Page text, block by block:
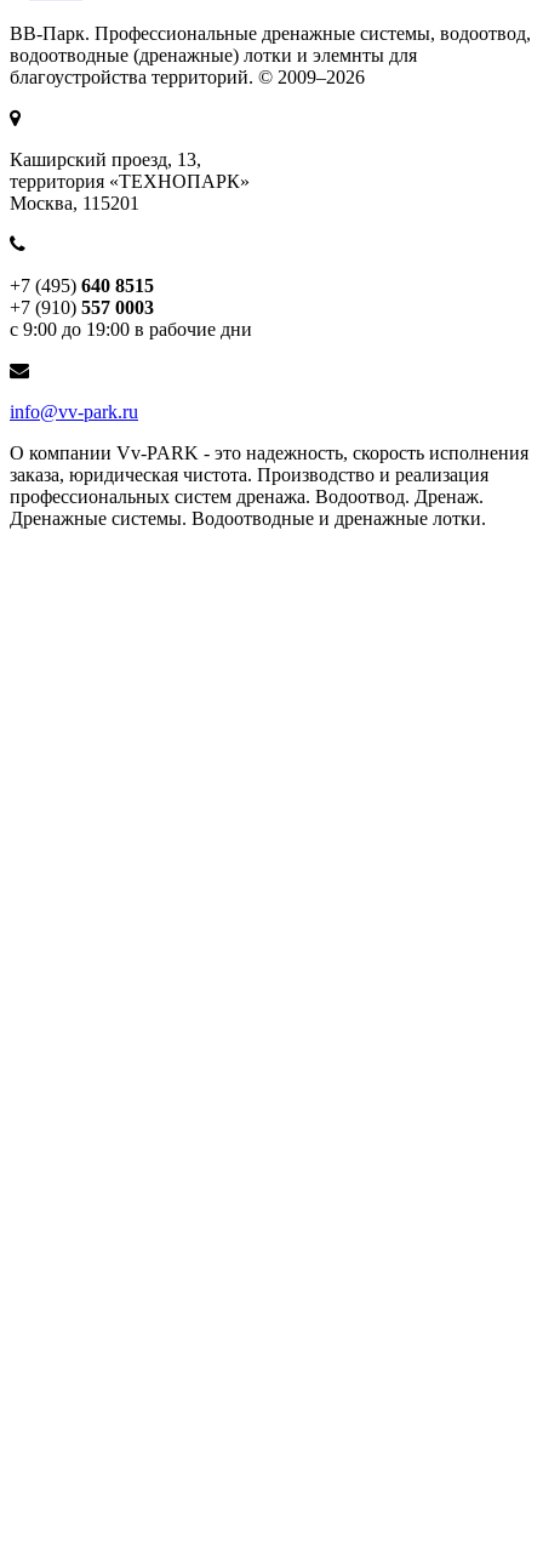
ВВ-Парк. Профессиональные дренажные системы, водоотвод,
водоотводные (дренажные) лотки и элемнты для
благоустройства территорий. © 2009–2026
Каширский проезд, 13,
территория «ТЕХНОПАРК»
Москва, 115201
+7 (495) 640 8515
+7 (910) 557 0003
с 9:00 до 19:00 в рабочие дни
info@vv-park.ru
О компании Vv-PARK - это надежность, скорость исполнения
заказа, юридическая чистота. Производство и реализация
профессиональных систем дренажа. Водоотвод. Дренаж.
Дренажные системы. Водоотводные и дренажные лотки.